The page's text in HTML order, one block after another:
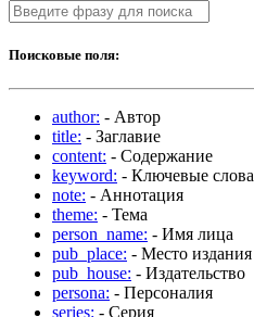
Поисковые поля:
author: - Автор
title: - Заглавие
content: - Содержание
keyword: - Ключевые слова
note: - Аннотация
theme: - Тема
person_name: - Имя лица
pub_place: - Место издания
pub_house: - Издательство
persona: - Персоналия
series: - Серия